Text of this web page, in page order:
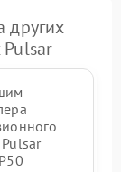
других